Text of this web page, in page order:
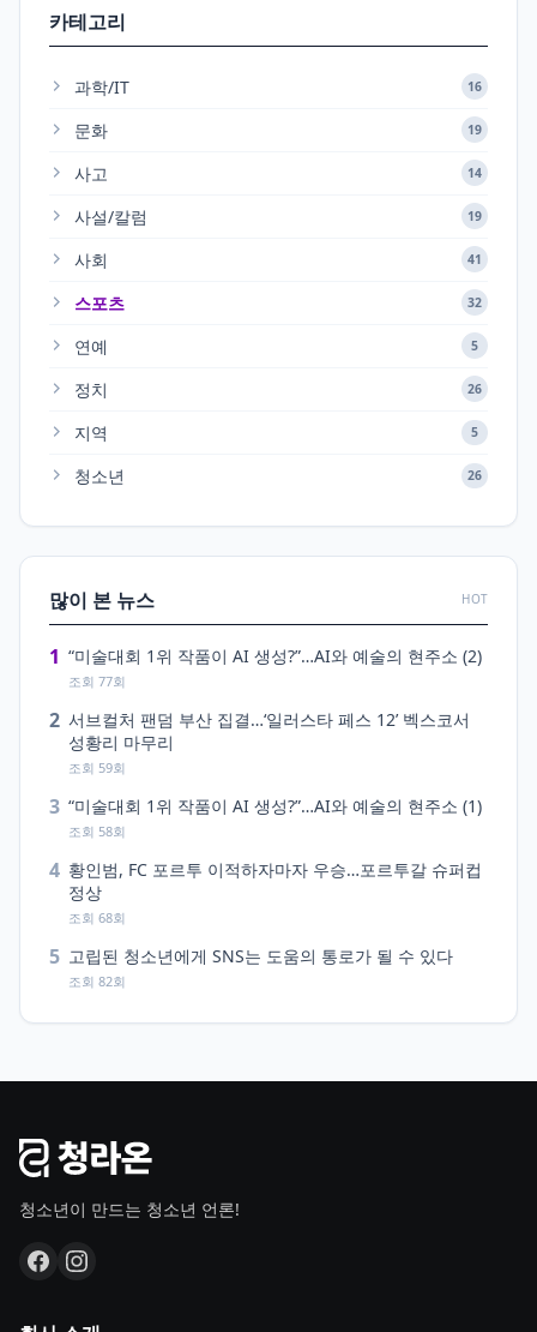
카테고리
과학/IT 16
문화 19
사고 14
사설/칼럼 19
사회 41
스포츠 32
연예 5
정치 26
지역 5
청소년 26
많이 본 뉴스 HOT
1 “미술대회 1위 작품이 AI 생성?”…AI와 예술의 현주소 (2)
조회 77회
2 서브컬처 팬덤 부산 집결…‘일러스타 페스 12’ 벡스코서
성황리 마무리
조회 59회
3 “미술대회 1위 작품이 AI 생성?”…AI와 예술의 현주소 (1)
조회 58회
4 황인범, FC 포르투 이적하자마자 우승…포르투갈 슈퍼컵
정상
조회 68회
5 고립된 청소년에게 SNS는 도움의 통로가 될 수 있다
조회 82회
청소년이 만드는 청소년 언론!